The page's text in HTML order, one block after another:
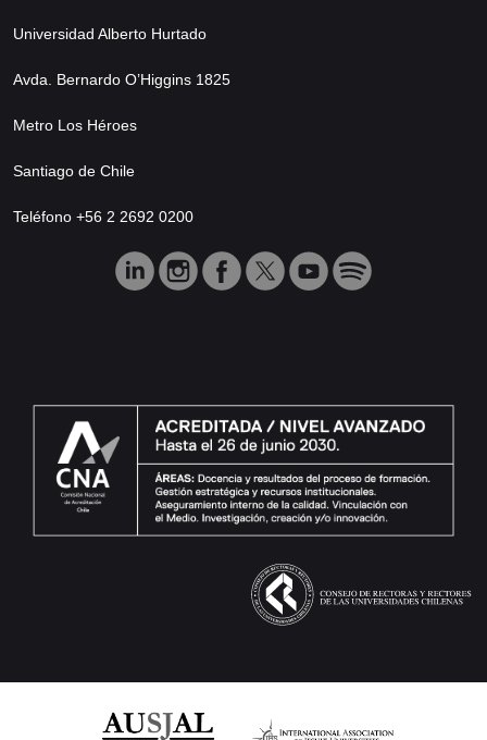
Universidad Alberto Hurtado
Avda. Bernardo O’Higgins 1825
Metro Los Héroes
Santiago de Chile
Teléfono +56 2 2692 0200